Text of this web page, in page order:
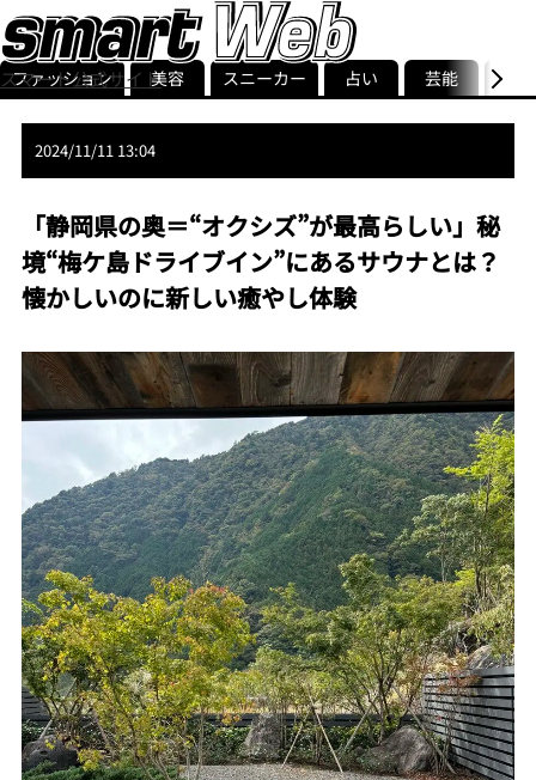
スマート公式サイト
smart最新号
記事一覧ランキング
ストリ
ファッション 美容 スニーカー 占い 芸能 グル
2024/11/11 13:04
「静岡県の奥＝“オクシズ”が最高らしい」秘
境“梅ケ島ドライブイン”にあるサウナとは？
懐かしいのに新しい癒やし体験